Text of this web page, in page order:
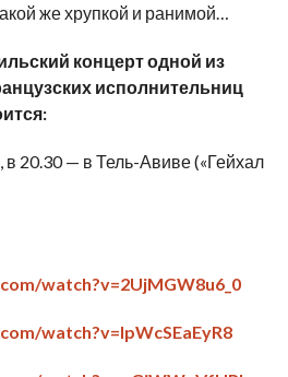
же хрупкой и ранимой…
концерт одной из
исполнительниц
в 20.30 — в Тель-Авиве («Гейхал
watch?v=2UjMGW8u6_0
watch?v=IpWcSEaEyR8